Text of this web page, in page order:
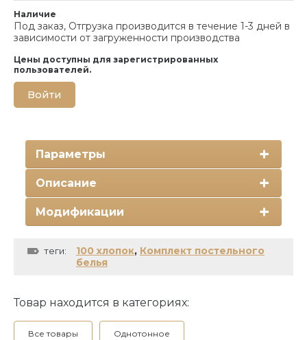
Наличие
Под заказ, Отгрузка производится в течение 1-3 дней в
зависимости от загруженности производства
Цены доступны для зарегистрированных
пользователей.
Войти
Параметры
Описание
Модификации
теги: 100 хлопок, Комплект постельного
белья
Товар находится в категориях:
Все товары Однотонное